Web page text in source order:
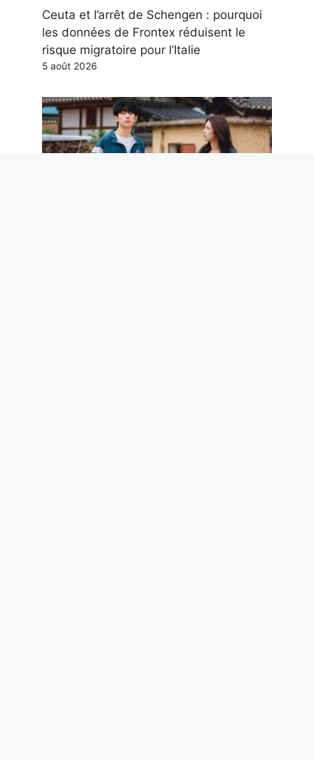
Ceuta et l’arrêt de Schengen : pourquoi
les données de Frontex réduisent le
risque migratoire pour l’Italie
5 août 2026